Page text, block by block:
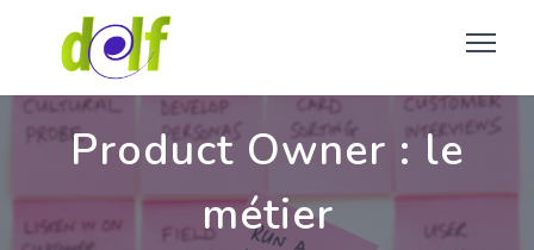
Product Owner : le
métier